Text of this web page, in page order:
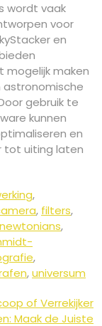
wordt vaak
voor
en
maken
astronomische
gebruik te
kunnen
en
tot uiting laten
,
, filters,
newtonians,
,
,universum
of Verrekijker
Maak de Juiste